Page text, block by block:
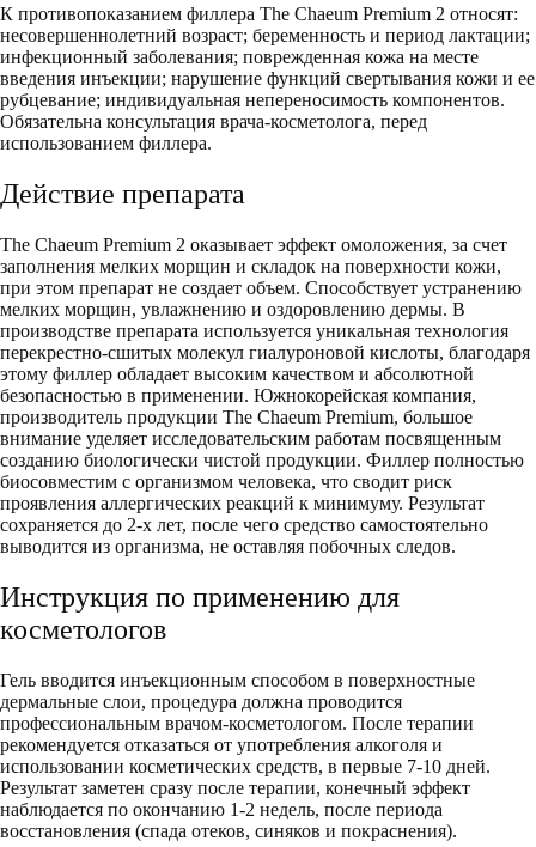
К противопоказанием филлера The Chaeum Premium 2 относят:
несовершеннолетний возраст; беременность и период лактации;
инфекционный заболевания; поврежденная кожа на месте
введения инъекции; нарушение функций свертывания кожи и ее
рубцевание; индивидуальная непереносимость компонентов.
Обязательна консультация врача-косметолога, перед
использованием филлера.
Действие препарата
The Chaeum Premium 2 оказывает эффект омоложения, за счет
заполнения мелких морщин и складок на поверхности кожи,
при этом препарат не создает объем. Способствует устранению
мелких морщин, увлажнению и оздоровлению дермы. В
производстве препарата используется уникальная технология
перекрестно-сшитых молекул гиалуроновой кислоты, благодаря
этому филлер обладает высоким качеством и абсолютной
безопасностью в применении. Южнокорейская компания,
производитель продукции The Chaeum Premium, большое
внимание уделяет исследовательским работам посвященным
созданию биологически чистой продукции. Филлер полностью
биосовместим с организмом человека, что сводит риск
проявления аллергических реакций к минимуму. Результат
сохраняется до 2-х лет, после чего средство самостоятельно
выводится из организма, не оставляя побочных следов.
Инструкция по применению для
косметологов
Гель вводится инъекционным способом в поверхностные
дермальные слои, процедура должна проводится
профессиональным врачом-косметологом. После терапии
рекомендуется отказаться от употребления алкоголя и
использовании косметических средств, в первые 7-10 дней.
Результат заметен сразу после терапии, конечный эффект
наблюдается по окончанию 1-2 недель, после периода
восстановления (спада отеков, синяков и покраснения).